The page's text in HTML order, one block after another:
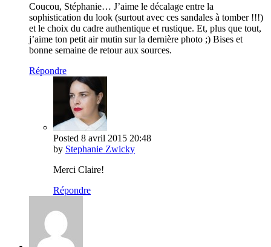
Coucou, Stéphanie… J’aime le décalage entre la
sophistication du look (surtout avec ces sandales à tomber !!!)
et le choix du cadre authentique et rustique. Et, plus que tout,
j’aime ton petit air mutin sur la dernière photo ;) Bises et
bonne semaine de retour aux sources.
Répondre
Posted 8 avril 2015 20:48
by Stephanie Zwicky
Merci Claire!
Répondre